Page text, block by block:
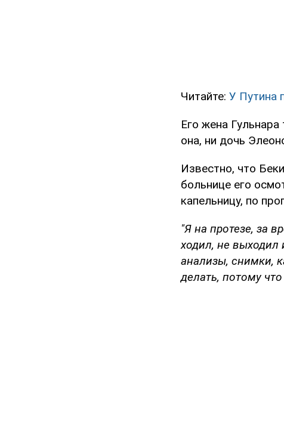
Читайте: У Путина
Его жена
она, ни дочь
Известно, что
больнице его
капельницу, по
"Я на протезе, за
ходил, не
анализы, снимки,
делать, потому